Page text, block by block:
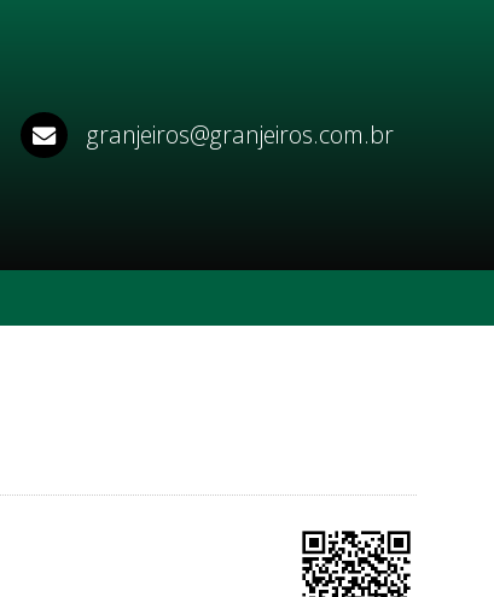
WhatsApp
granjeiros@granjeiros.com.br